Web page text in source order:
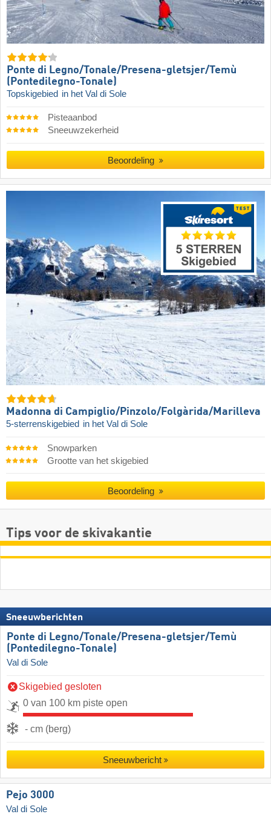
Ponte di Legno/​​Tonale/​​Presena-gletsjer/​​Temù
(Pontedilegno-Tonale)
Topskigebied in het Val di Sole
Pisteaanbod
Sneeuwzekerheid
Beoordeling
Madonna di Campiglio/​Pinzolo/​Folgàrida/​Marilleva
5-sterrenskigebied in het Val di Sole
Snowparken
Grootte van het skigebied
Beoordeling
Tips voor de skivakantie
Sneeuwberichten
Ponte di Legno/​​Tonale/​​Presena-gletsjer/​​Temù
(Pontedilegno-Tonale)
Val di Sole
Skigebied gesloten
0 van 100 km piste open
- cm (berg)
Sneeuwbericht
Pejo 3000
Val di Sole